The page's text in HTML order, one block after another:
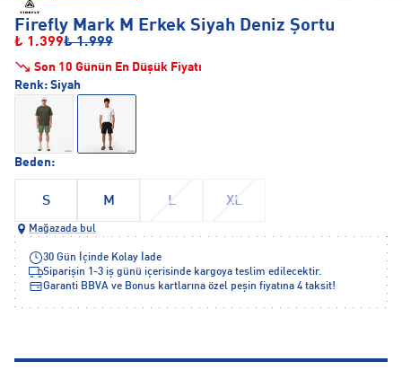
Firefly Mark M Erkek Siyah Deniz Şortu
₺ 1.399₺ 1.999
Son 10 Günün En Düşük Fiyatı
Beden:
S M L XL
Renk: Siyah
Mağazada bul
30 Gün İçinde Kolay İade
Siparişin 1-3 iş günü içerisinde kargoya teslim edilecektir.
Garanti BBVA ve Bonus kartlarına özel peşin fiyatına 4 taksit!